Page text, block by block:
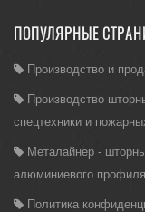
ПОПУЛЯРНЫЕ
Производство и
Производство
спецтехники и
Металайнер -
алюминиевого
Политика